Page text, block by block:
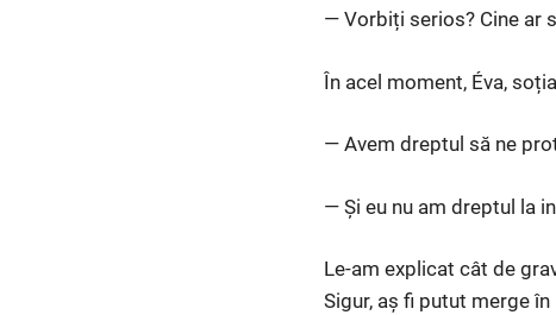
— Vorbiți serios? Cine ar
În acel moment, Éva,
— Avem dreptul să ne
— Și eu nu am dreptul la
Le-am explicat cât de
Sigur, aș fi putut merge